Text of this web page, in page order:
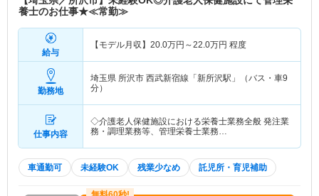
養士のお仕事★≪常勤≫
給与
【モデル月収】 20.0万円～22.0万円 程度
勤務地
埼玉県 所沢市 西武新宿線「新所沢駅」（バス・車9
分）
仕事内容
◇介護老人保健施設における栄養士業務全般 発注業
務・調理業務等、管理栄養士業務…
車通勤可 未経験OK 残業少なめ 託児所・育児補助